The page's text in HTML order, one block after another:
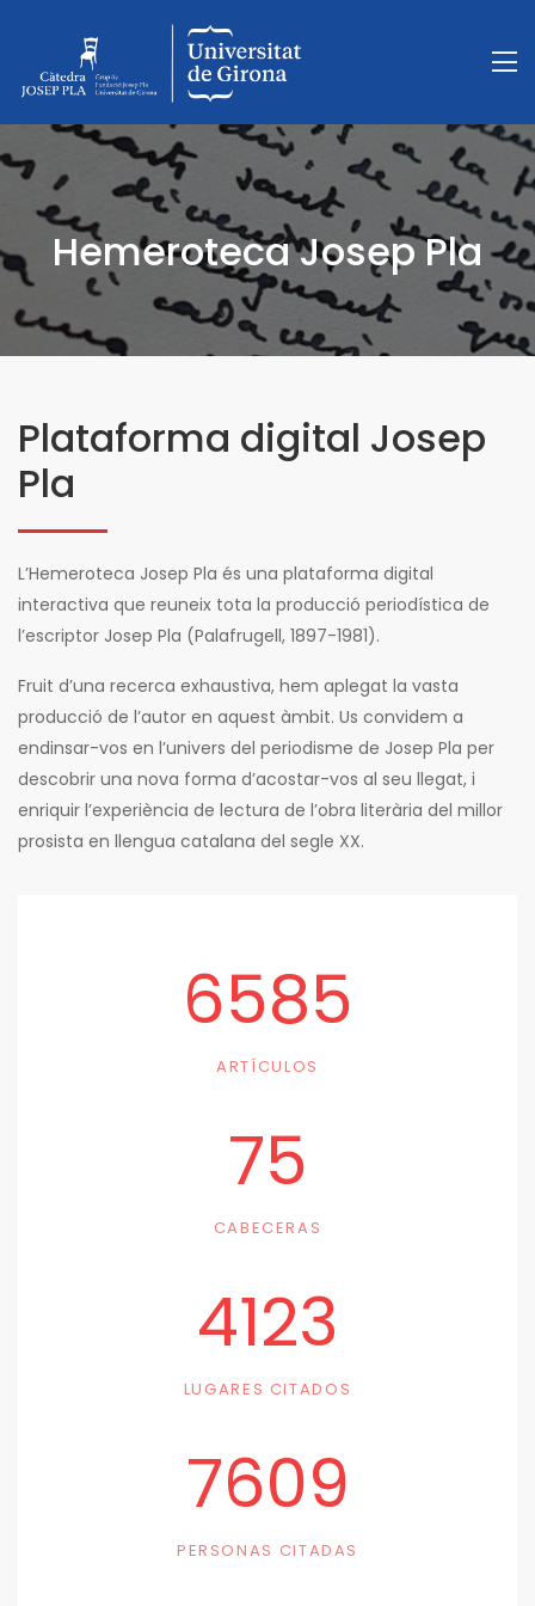
Hemeroteca Josep Pla
Plataforma digital Josep
Pla
L’Hemeroteca Josep Pla és una plataforma digital
interactiva que reuneix tota la producció periodística de
l’escriptor Josep Pla (Palafrugell, 1897-1981).
Fruit d’una recerca exhaustiva, hem aplegat la vasta
producció de l’autor en aquest àmbit. Us convidem a
endinsar-vos en l’univers del periodisme de Josep Pla per
descobrir una nova forma d’acostar-vos al seu llegat, i
enriquir l’experiència de lectura de l’obra literària del millor
prosista en llengua catalana del segle XX.
6585
ARTÍCULOS
75
CABECERAS
4123
LUGARES CITADOS
7609
PERSONAS CITADAS